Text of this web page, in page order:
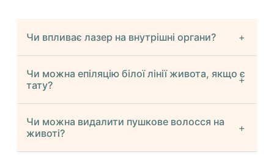
Чи впливає лазер на внутрішні органи?
Чи можна епіляцію білої лінії живота, якщо є
тату?
Чи можна видалити пушкове волосся на
животі?